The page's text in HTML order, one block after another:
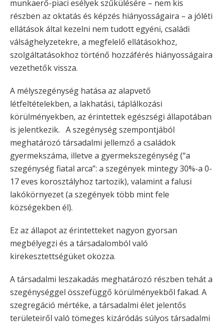
munkaerő-piaci esélyek szűkülésére – nem kis
részben az oktatás és képzés hiányosságaira – a jóléti
ellátások által kezelni nem tudott egyéni, családi
válsághelyzetekre, a megfelelő ellátásokhoz,
szolgáltatásokhoz történő hozzáférés hiányosságaira
vezethetők vissza.
A mélyszegénység hatása az alapvető
létfeltételekben, a lakhatási, táplálkozási
körülményekben, az érintettek egészségi állapotában
is jelentkezik. A szegénység szempontjából
meghatározó társadalmi jellemző a családok
gyermekszáma, illetve a gyermekszegénység (“a
szegénység fiatal arca”: a szegények mintegy 30%-a 0-
17 eves korosztályhoz tartozik), valamint a falusi
lakókörnyezet (a szegények több mint fele
községekben él).
Ez az állapot az érintetteket nagyon gyorsan
megbélyegzi és a társadalomból való
kirekesztettségüket okozza.
A társadalmi leszakadás meghatározó részben tehát a
szegénységgel összefüggő körülményekből fakad. A
szegregáció mértéke, a társadalmi élet jelentős
területeiről való tömeges kizáródás súlyos társadalmi